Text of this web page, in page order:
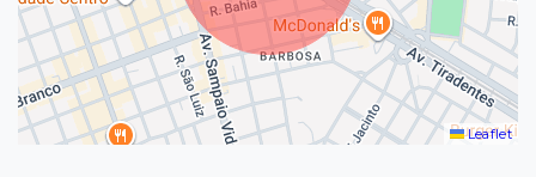
Leaflet